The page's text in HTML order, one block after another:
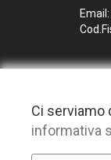
©
Ci serviamo
informativa